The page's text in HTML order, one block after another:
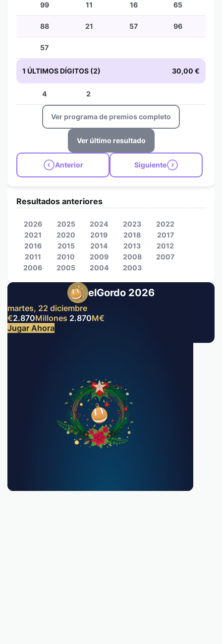
99 11 16 65
88 21 57 96
57
1 ÚLTIMOS DÍGITOS (2) 30,00 €
4 2
Ver programa de premios completo
Ver último resultado
Anterior Siguiente
elGordo 2026
martes, 22 diciembre
€2.870Millones 2.870M€
Jugar Ahora
Resultados anteriores
2026 2025 2024 2023
2022
2021
2020 2019 2018
2017
2016
2015 2014 2013
2012
2011
2010 2009 2008
2007
2006
2005 2004 2003